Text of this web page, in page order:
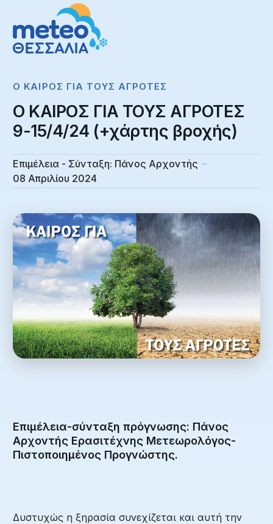
Ο ΚΑΙΡΌΣ ΓΙΑ ΤΟΥΣ ΑΓΡΌΤΕΣ
Ο ΚΑΙΡΟΣ ΓΙΑ ΤΟΥΣ ΑΓΡΟΤΕΣ
9-15/4/24 (+χάρτης βροχής)
Επιμέλεια - Σύνταξη: Πάνος Αρχοντής
08 Απριλίου 2024
Επιμέλεια-σύνταξη πρόγνωσης: Πάνος
Αρχοντής Ερασιτέχνης Μετεωρολόγος-
Πιστοποιημένος Προγνώστης.
Δυστυχώς η ξηρασία συνεχίζεται και αυτή την